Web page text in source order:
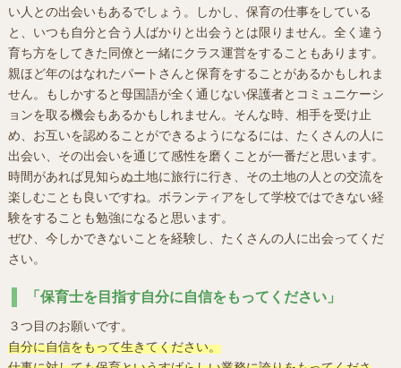
い人との出会いもあるでしょう。しかし、保育の仕事をしている
と、いつも自分と合う人ばかりと出会うとは限りません。全く違う
育ち方をしてきた同僚と一緒にクラス運営をすることもあります。
親ほど年のはなれたパートさんと保育をすることがあるかもしれま
せん。もしかすると母国語が全く通じない保護者とコミュニケーシ
ョンを取る機会もあるかもしれません。そんな時、相手を受け止
め、お互いを認めることができるようになるには、たくさんの人に
出会い、その出会いを通じて感性を磨くことが一番だと思います。
時間があれば見知らぬ土地に旅行に行き、その土地の人との交流を
楽しむことも良いですね。ボランティアをして学校ではできない経
験をすることも勉強になると思います。
ぜひ、今しかできないことを経験し、たくさんの人に出会ってくだ
さい。
「保育士を目指す自分に自信をもってください」
３つ目のお願いです。
自分に自信をもって生きてください。